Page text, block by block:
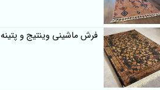
فرش ماشینی وینتیج و پتینه